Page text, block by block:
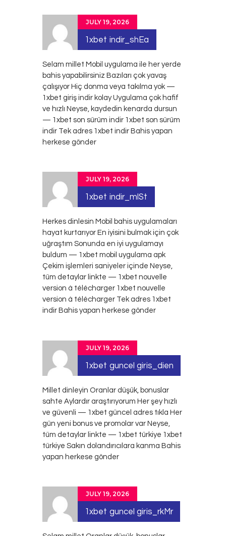
JULY 19, 2026
1xbet indir_shEa
Selam millet Mobil uygulama ile her yerde
bahis yapabilirsiniz Bazıları çok yavaş
çalışıyor Hiç donma veya takılma yok —
1xbet giriş indir kolay Uygulama çok hafif
ve hızlı Neyse, kaydedin kenarda dursun
— 1xbet son sürüm indir 1xbet son sürüm
indir Tek adres 1xbet indir Bahis yapan
herkese gönder
JULY 19, 2026
1xbet indir_mlSt
Herkes dinlesin Mobil bahis uygulamaları
hayat kurtarıyor En iyisini bulmak için çok
uğraştım Sonunda en iyi uygulamayı
buldum — 1xbet mobil uygulama apk
Çekim işlemleri saniyeler içinde Neyse,
tüm detaylar linkte — 1xbet nouvelle
version à télécharger 1xbet nouvelle
version à télécharger Tek adres 1xbet
indir Bahis yapan herkese gönder
JULY 19, 2026
1xbet guncel giris_dien
Millet dinleyin Oranlar düşük, bonuslar
sahte Aylardır araştırıyorum Her şey hızlı
ve güvenli — 1xbet güncel adres tıkla Her
gün yeni bonus ve promolar var Neyse,
tüm detaylar linkte — 1xbet türkiye 1xbet
türkiye Sakın dolandırıcılara kanma Bahis
yapan herkese gönder
JULY 19, 2026
1xbet guncel giris_rkMr